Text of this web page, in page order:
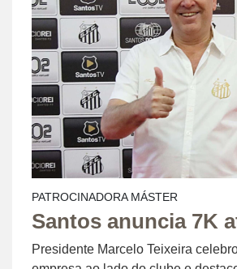
PATROCINADORA MÁSTER
Santos anuncia 7K
Presidente Marcelo Teixeira